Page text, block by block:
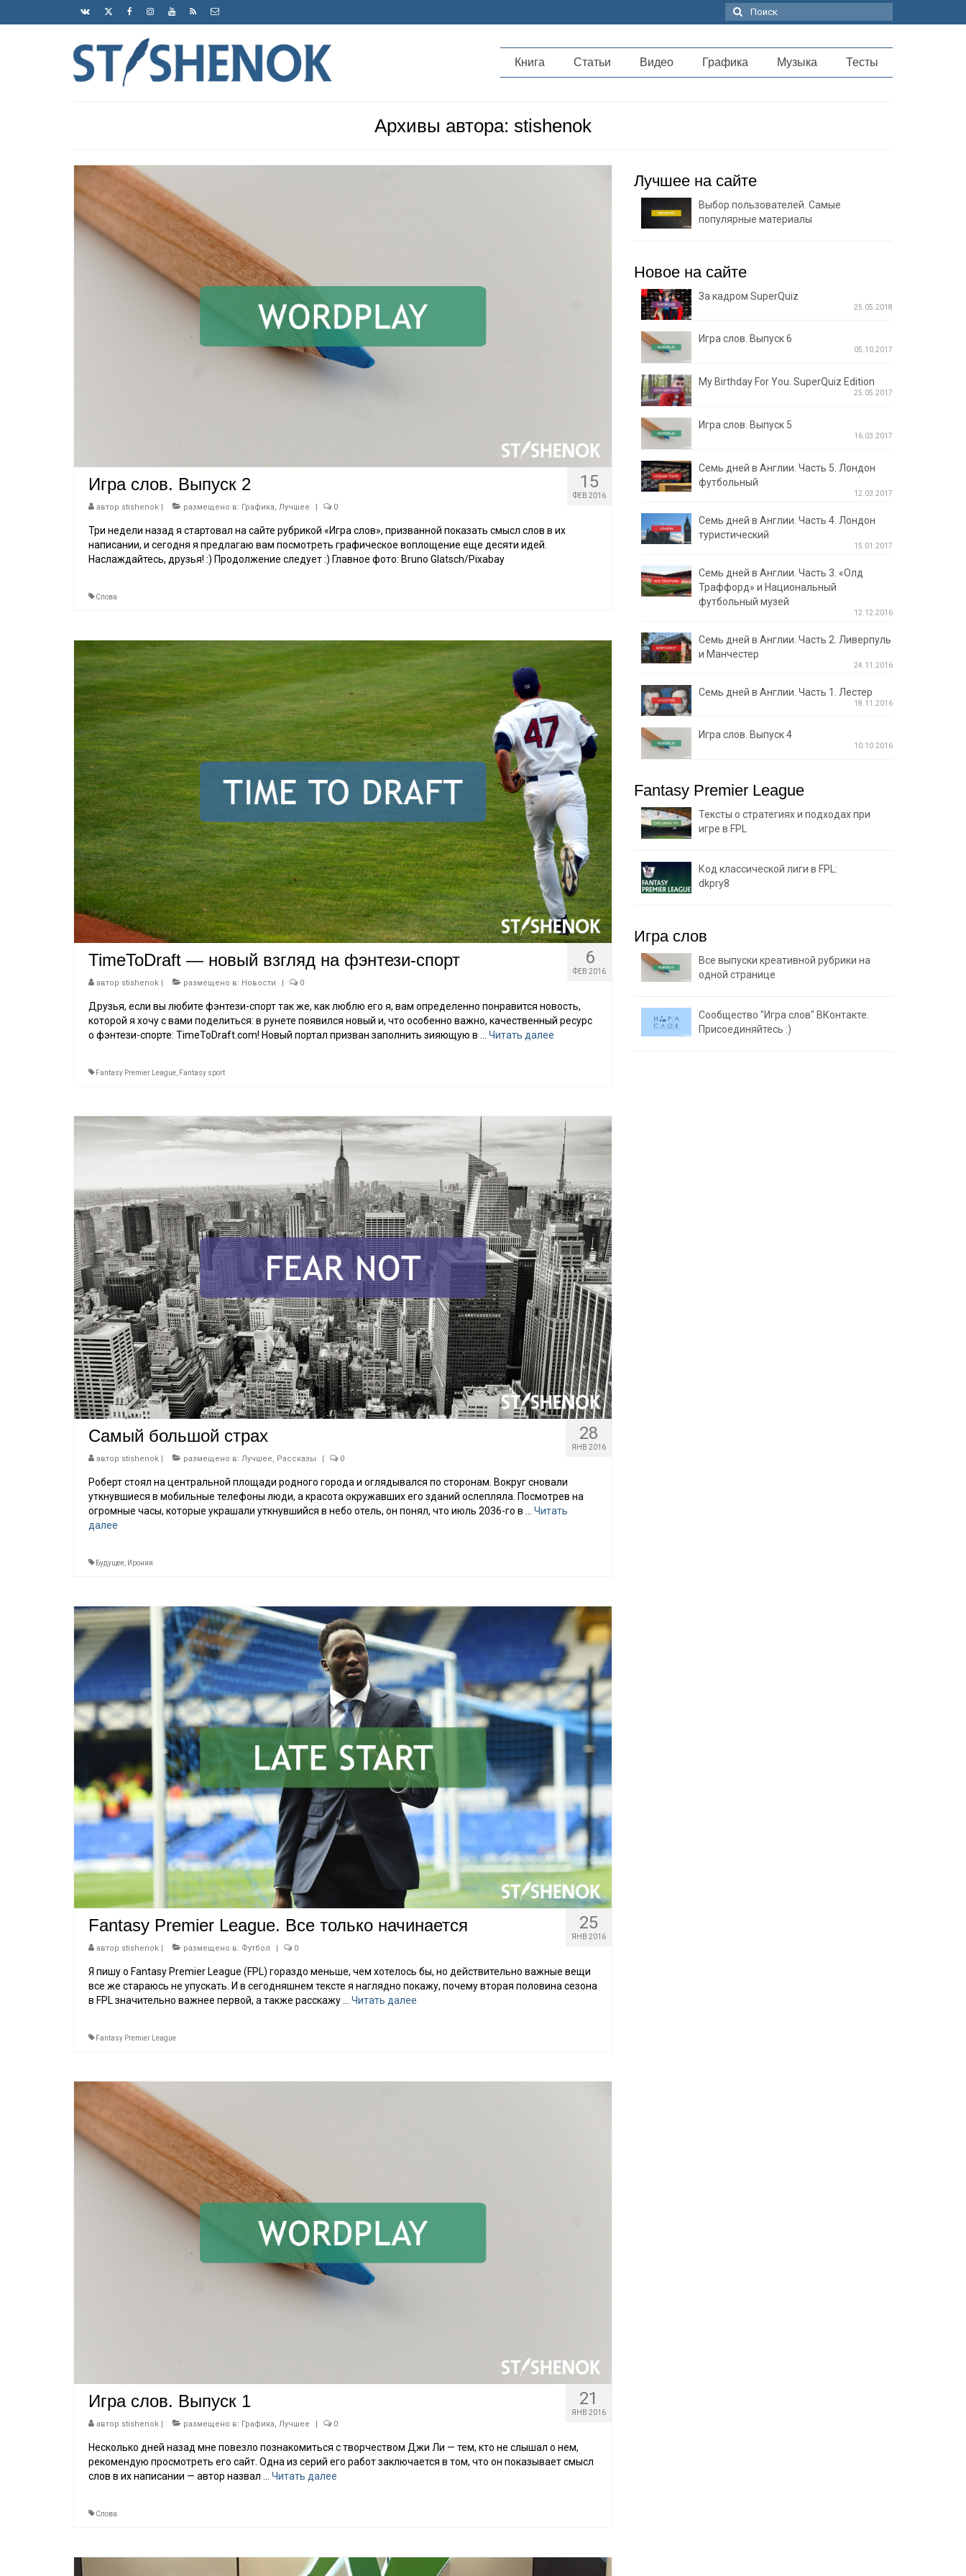
Поиск:
Книга Статьи Видео Графика Музыка Тесты
Архивы автора: stishenok
15
ФЕВ 2016
Игра слов. Выпуск 2
автор stishenok размещено в: Графика, Лучшее 0
Три недели назад я стартовал на сайте рубрикой «Игра слов», призванной показать смысл слов в их
написании, и сегодня я предлагаю вам посмотреть графическое воплощение еще десяти идей.
Наслаждайтесь, друзья! :) Продолжение следует :) Главное фото: Bruno Glatsch/Pixabay
Слова
6
ФЕВ 2016
TimeToDraft — новый взгляд на фэнтези-спорт
автор stishenok | размещено в: Новости | 0
Друзья, если вы любите фэнтези-спорт так же, как люблю его я, вам определенно понравится новость,
которой я хочу с вами поделиться: в рунете появился новый и, что особенно важно, качественный ресурс
о фэнтези-спорте: TimeToDraft.com! Новый портал призван заполнить зияющую в … Читать далее
Fantasy Premier League Fantasy sport
28
ЯНВ 2016
Самый большой страх
автор stishenok | размещено в: Лучшее, Рассказы | 0
Роберт стоял на центральной площади родного города и оглядывался по сторонам. Вокруг сновали
уткнувшиеся в мобильные телефоны люди, а красота окружавших его зданий ослепляла. Посмотрев на
огромные часы, которые украшали уткнувшийся в небо отель, он понял, что июль 2036-го в … Читать
далее
Будущее Ирония
25
ЯНВ 2016
Fantasy Premier League. Все только начинается
автор stishenok размещено в: Футбол 0
Я пишу о Fantasy Premier League (FPL) гораздо меньше, чем хотелось бы, но действительно важные вещи
все же стараюсь не упускать. И в сегодняшнем тексте я наглядно покажу, почему вторая половина сезона
в FPL значительно важнее первой, а также расскажу … Читать далее
Fantasy Premier League
21
ЯНВ 2016
Игра слов. Выпуск 1
автор stishenok размещено в: Графика, Лучшее 0
Несколько дней назад мне повезло познакомиться с творчеством Джи Ли — тем, кто не слышал о нем,
рекомендую просмотреть его сайт. Одна из серий его работ заключается в том, что он показывает смысл
слов в их написании — автор назвал … Читать далее
Слова
Лучшее на сайте
Выбор пользователей. Самые
популярные материалы
Новое на сайте
За кадром SuperQuiz
25.05.2018
Игра слов. Выпуск 6
05.10.2017
My Birthday For You. SuperQuiz Edition
25.05.2017
Игра слов. Выпуск 5
16.03.2017
Семь дней в Англии. Часть 5. Лондон
футбольный
12.03.2017
Семь дней в Англии. Часть 4. Лондон
туристический
15.01.2017
Семь дней в Англии. Часть 3. «Олд
Траффорд» и Национальный
футбольный музей
12.12.2016
Семь дней в Англии. Часть 2. Ливерпуль
и Манчестер
24.11.2016
Семь дней в Англии. Часть 1. Лестер
18.11.2016
Игра слов. Выпуск 4
10.10.2016
Fantasy Premier League
Тексты о стратегиях и подходах при
игре в FPL
Код классической лиги в FPL:
dkpry8
Игра слов
Все выпуски креативной рубрики на
одной странице
Сообщество "Игра слов" ВКонтакте.
Присоединяйтесь :)